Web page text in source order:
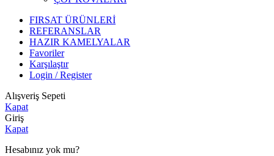
FIRSAT ÜRÜNLERİ
REFERANSLAR
HAZIR KAMELYALAR
Favoriler
Karşılaştır
Login / Register
Alışveriş Sepeti
Kapat
Giriş
Kapat
Hesabınız yok mu?